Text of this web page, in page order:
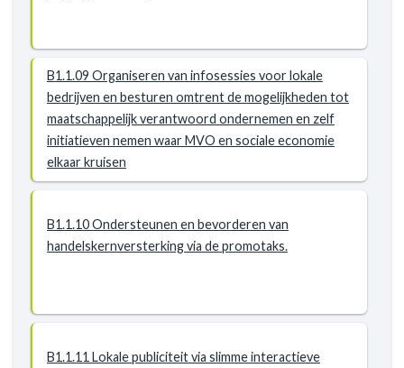
B1.1.09 Organiseren van infosessies voor lokale
bedrijven en besturen omtrent de mogelijkheden tot
maatschappelijk verantwoord ondernemen en zelf
initiatieven nemen waar MVO en sociale economie
elkaar kruisen
B1.1.10 Ondersteunen en bevorderen van
handelskernversterking via de promotaks.
B1.1.11 Lokale publiciteit via slimme interactieve